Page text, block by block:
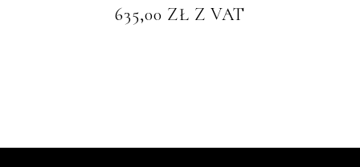
635,00 ZŁ Z VAT